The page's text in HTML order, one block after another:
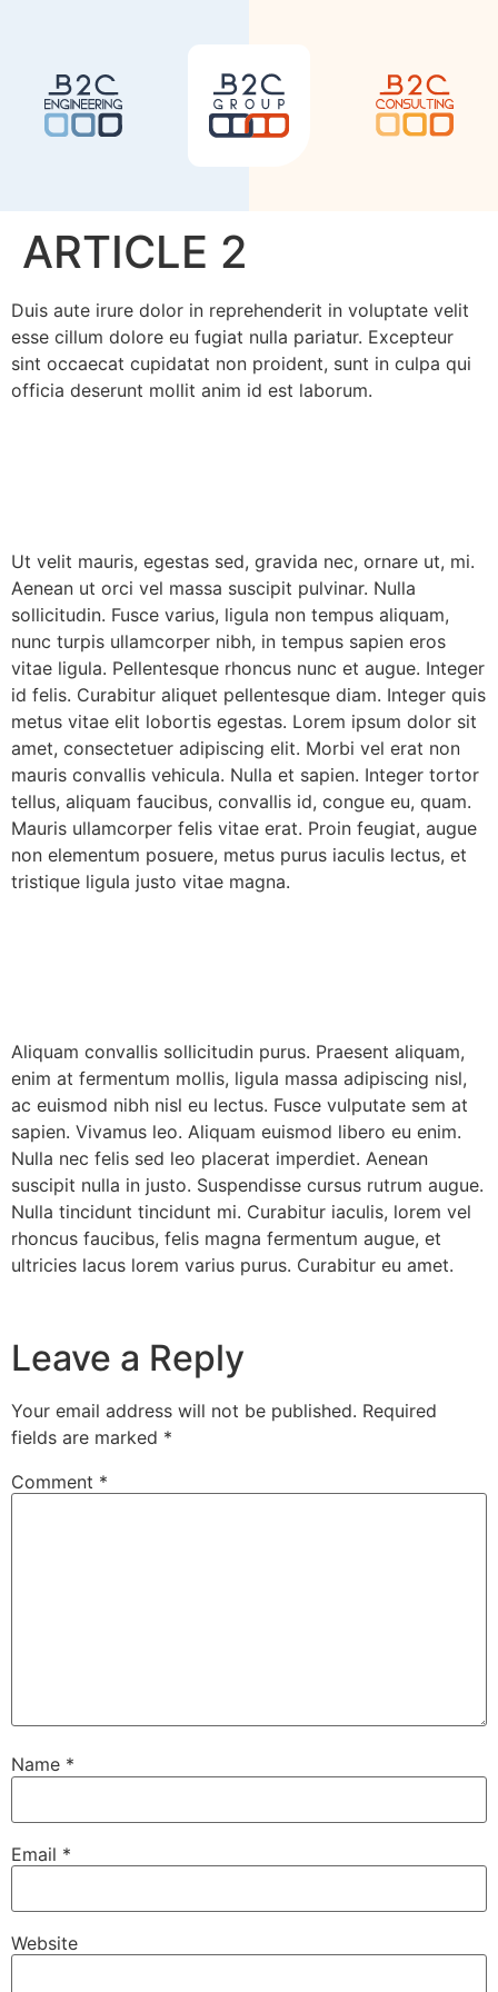
ARTICLE 2
Duis aute irure dolor in reprehenderit in voluptate velit
esse cillum dolore eu fugiat nulla pariatur. Excepteur
sint occaecat cupidatat non proident, sunt in culpa qui
officia deserunt mollit anim id est laborum.
Ut velit mauris, egestas sed, gravida nec, ornare ut, mi.
Aenean ut orci vel massa suscipit pulvinar. Nulla
sollicitudin. Fusce varius, ligula non tempus aliquam,
nunc turpis ullamcorper nibh, in tempus sapien eros
vitae ligula. Pellentesque rhoncus nunc et augue. Integer
id felis. Curabitur aliquet pellentesque diam. Integer quis
metus vitae elit lobortis egestas. Lorem ipsum dolor sit
amet, consectetuer adipiscing elit. Morbi vel erat non
mauris convallis vehicula. Nulla et sapien. Integer tortor
tellus, aliquam faucibus, convallis id, congue eu, quam.
Mauris ullamcorper felis vitae erat. Proin feugiat, augue
non elementum posuere, metus purus iaculis lectus, et
tristique ligula justo vitae magna.
Aliquam convallis sollicitudin purus. Praesent aliquam,
enim at fermentum mollis, ligula massa adipiscing nisl,
ac euismod nibh nisl eu lectus. Fusce vulputate sem at
sapien. Vivamus leo. Aliquam euismod libero eu enim.
Nulla nec felis sed leo placerat imperdiet. Aenean
suscipit nulla in justo. Suspendisse cursus rutrum augue.
Nulla tincidunt tincidunt mi. Curabitur iaculis, lorem vel
rhoncus faucibus, felis magna fermentum augue, et
ultricies lacus lorem varius purus. Curabitur eu amet.
Leave a Reply
Your email address will not be published. Required
fields are marked *
Comment *
Name *
Email *
Website